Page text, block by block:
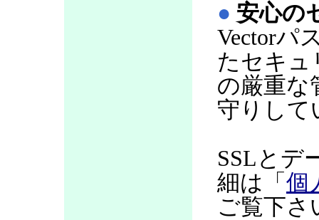
● 安心の
Vectorパ
たセキュ
の厳重な
守りして
SSLとデ
細は「 個
ご覧下さ